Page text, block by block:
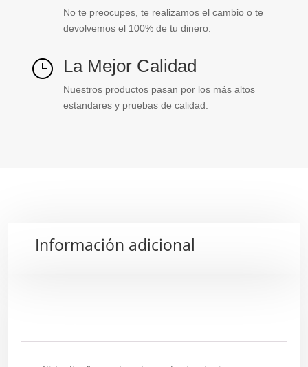
No te preocupes, te realizamos el cambio o te
devolvemos el 100% de tu dinero.
} La Mejor Calidad
Nuestros productos pasan por los más altos
estandares y pruebas de calidad.
Información adicional